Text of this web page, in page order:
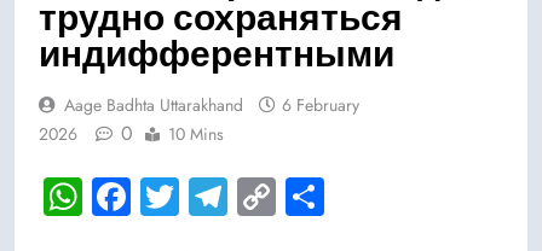
трудно сохраняться
индифферентными
Aage Badhta Uttarakhand
6 February
2026
0 10 Mins
WhatsApp
Facebook
Twitter
Telegram
Copy